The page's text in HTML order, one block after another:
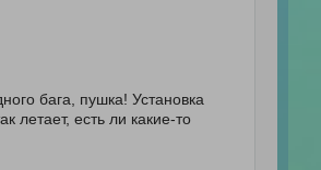
бага, пушка! Установка
летает, есть ли какие-то